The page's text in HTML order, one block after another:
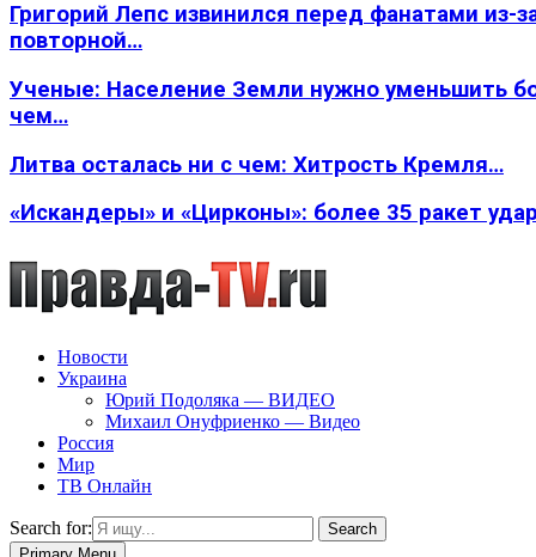
Григорий Лепс извинился перед фанатами из-
повторной…
Ученые: Население Земли нужно уменьшить
чем…
Литва осталась ни с чем: Хитрость Кремля…
«Искандеры» и «Цирконы»: более 35 ракет
Новости
Украина
Юрий Подоляка — ВИДЕО
Михаил Онуфриенко — Видео
Россия
Мир
ТВ Онлайн
Search for:
Search